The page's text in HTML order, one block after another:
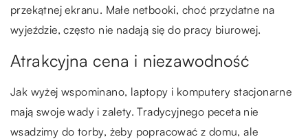
przekątnej ekranu. Małe netbooki, choć przydatne na
wyjeździe, często nie nadają się do pracy biurowej.
Atrakcyjna cena i niezawodność
Jak wyżej wspominano, laptopy i komputery stacjonarne
mają swoje wady i zalety. Tradycyjnego peceta nie
wsadzimy do torby, żeby popracować z domu, ale